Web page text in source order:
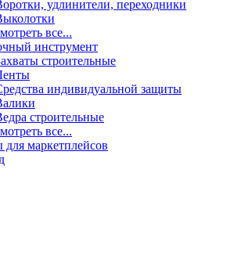
удлинители, переходники
все...
инструмент
строительные
индивидуальной защиты
строительные
все...
для маркетплейсов